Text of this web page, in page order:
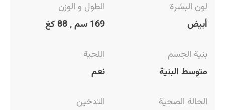
لون البشرة
أبيض
الطول و الوزن
169 سم , 88 كغ
بنية الجسم
متوسط البنية
اللحية
نعم
الحالة الصحية
التدخين